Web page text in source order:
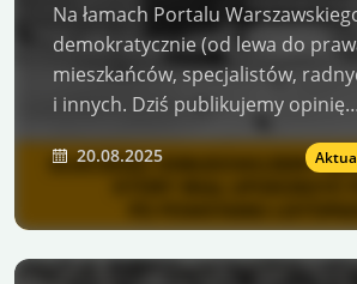
Na łamach Portalu
demokratycznie (od lewa do
mieszkańców, specjalistów,
i innych. Dziś publikujemy
20.08.2025